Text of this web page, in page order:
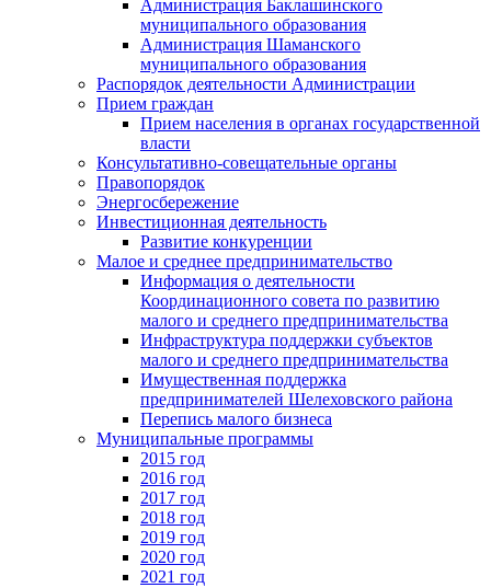
Администрация Баклашинского
муниципального образования
Администрация Шаманского
муниципального образования
Распорядок деятельности Администрации
Прием граждан
Прием населения в органах государственной
власти
Консультативно-совещательные органы
Правопорядок
Энергосбережение
Инвестиционная деятельность
Развитие конкуренции
Малое и среднее предпринимательство
Информация о деятельности
Координационного совета по развитию
малого и среднего предпринимательства
Инфраструктура поддержки субъектов
малого и среднего предпринимательства
Имущественная поддержка
предпринимателей Шелеховского района
Перепись малого бизнеса
Муниципальные программы
2015 год
2016 год
2017 год
2018 год
2019 год
2020 год
2021 год